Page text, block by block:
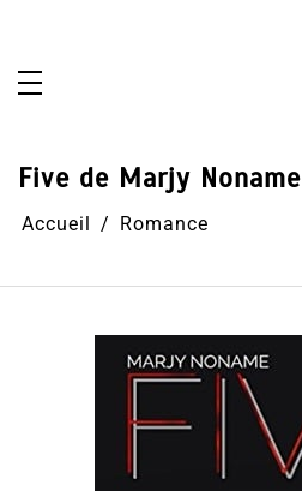
Five de Marjy Noname
Accueil Romance